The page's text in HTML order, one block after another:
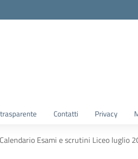
Contatti Privacy
Esami e scrutini Liceo luglio